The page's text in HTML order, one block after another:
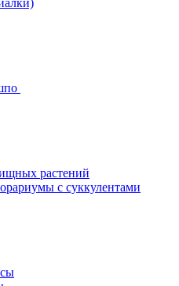
растений
с суккулентами